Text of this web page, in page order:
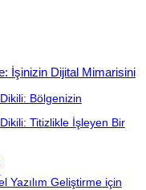
İşinizin Dijital Mimarisini
Bölgenizin
Titizlikle İşleyen Bir
Yazılım Geliştirme için